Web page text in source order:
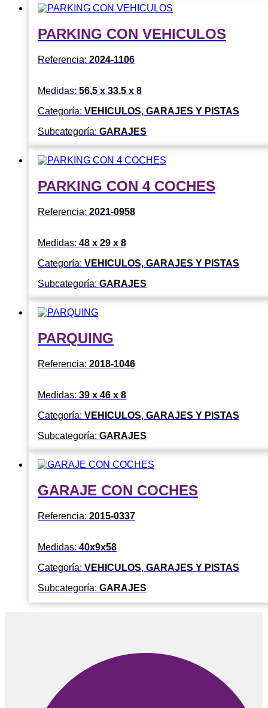
PARKING CON VEHICULOS
Referencia: 2024-1106
Medidas: 56,5 x 33,5 x 8
Categoría: VEHICULOS, GARAJES Y PISTAS
Subcategoría: GARAJES
PARKING CON 4 COCHES
Referencia: 2021-0958
Medidas: 48 x 29 x 8
Categoría: VEHICULOS, GARAJES Y PISTAS
Subcategoría: GARAJES
PARQUING
Referencia: 2018-1046
Medidas: 39 x 46 x 8
Categoría: VEHICULOS, GARAJES Y PISTAS
Subcategoría: GARAJES
GARAJE CON COCHES
Referencia: 2015-0337
Medidas: 40x9x58
Categoría: VEHICULOS, GARAJES Y PISTAS
Subcategoría: GARAJES